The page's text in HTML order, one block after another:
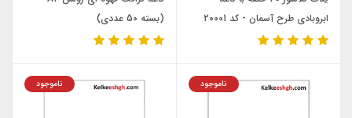
ابروبادی طرح آسمان - کد 20001
(بسته 50 عددی)
ناموجود ناموجود